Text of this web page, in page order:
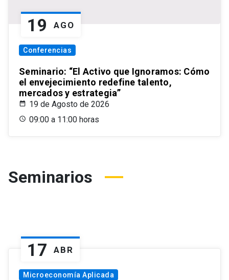
19 AGO
Conferencias
Seminario: “El Activo que Ignoramos: Cómo
el envejecimiento redefine talento,
mercados y estrategia”
19 de Agosto de 2026
09:00 a 11:00 horas
Seminarios
17 ABR
Microeconomía Aplicada